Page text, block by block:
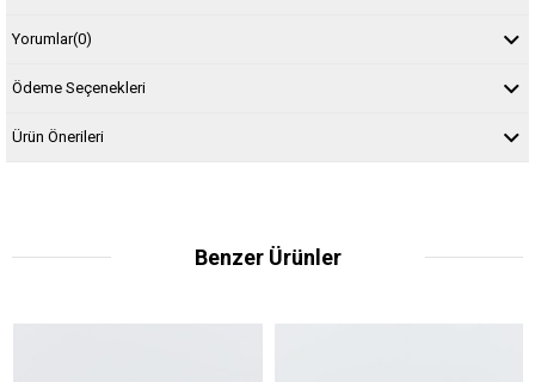
Yorumlar(0)
Ödeme Seçenekleri
Ürün Önerileri
Benzer Ürünler